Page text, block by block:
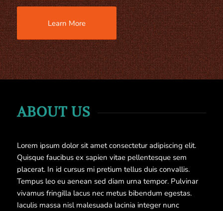
Learn More
ABOUT US
Lorem ipsum dolor sit amet consectetur adipiscing elit.
Quisque faucibus ex sapien vitae pellentesque sem
placerat. In id cursus mi pretium tellus duis convallis.
Tempus leo eu aenean sed diam urna tempor. Pulvinar
vivamus fringilla lacus nec metus bibendum egestas.
Iaculis massa nisl malesuada lacinia integer nunc